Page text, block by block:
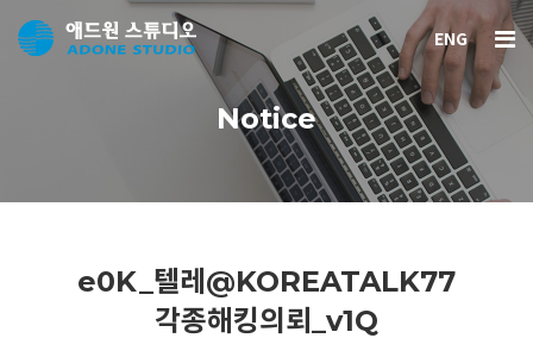
ENG
Notice
e0K_텔레@KOREATALK77
각종해킹의뢰_v1Q